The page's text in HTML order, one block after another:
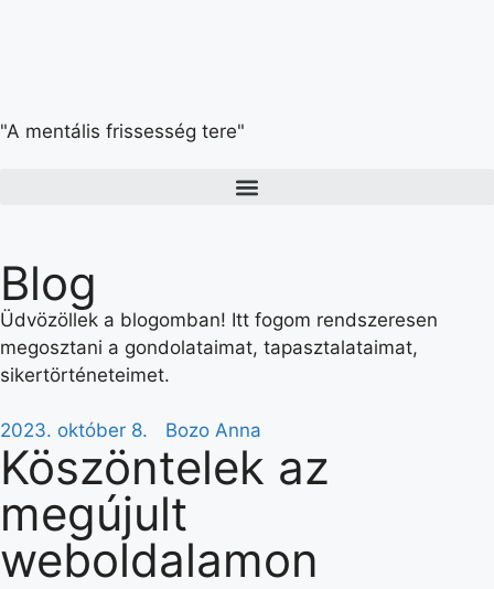
"A mentális frissesség tere"
Blog
Üdvözöllek a blogomban! Itt fogom rendszeresen
megosztani a gondolataimat, tapasztalataimat,
sikertörténeteimet.
2023. október 8. Bozo Anna
Köszöntelek az
megújult
weboldalamon